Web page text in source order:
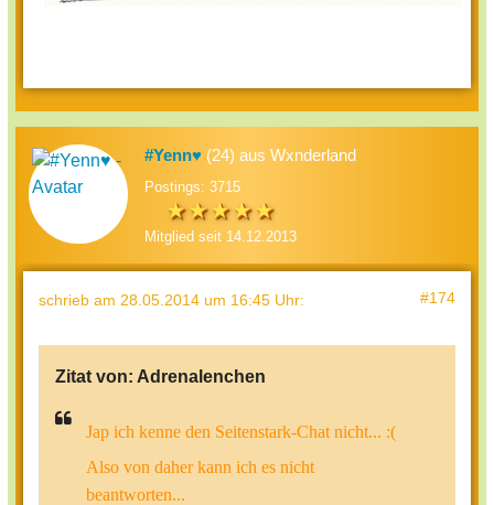
#Yenn♥ (24) aus Wxnderland
Postings: 3715
Mitglied seit 14.12.2013
schrieb am 28.05.2014 um 16:45 Uhr: #174
Zitat von: Adrenalenchen
Jap ich kenne den Seitenstark-Chat nicht... :(
Also von daher kann ich es nicht
beantworten...